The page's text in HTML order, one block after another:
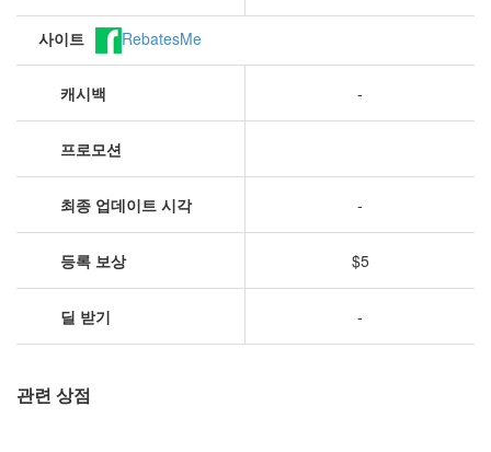
사이트 RebatesMe
캐시백 -
프로모션
최종 업데이트 시각 -
등록 보상 $5
딜 받기 -
관련 상점